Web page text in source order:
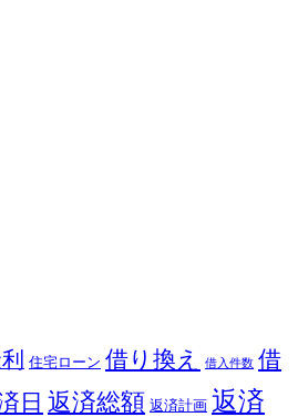
住宅ローン 借り換え 借入件数 借
日 返済総額 返済計画 返済